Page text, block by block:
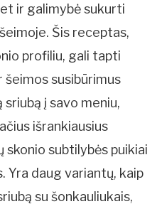
ir galimybė sukurti
Šis receptas,
profiliu, gali tapti
susibūrimus
į savo meniu,
išrankiausius
subtilybės puikiai
Yra daug variantų, kaip
su šonkauliukais,